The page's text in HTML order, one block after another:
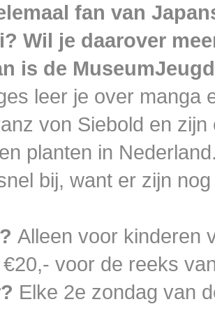
fan van
Wil je daarover
is de
leer je over manga
von Siebold en
planten in
bij, want er zijn
Alleen voor kinderen
€20,- voor de reeks
Elke 2e zondag van